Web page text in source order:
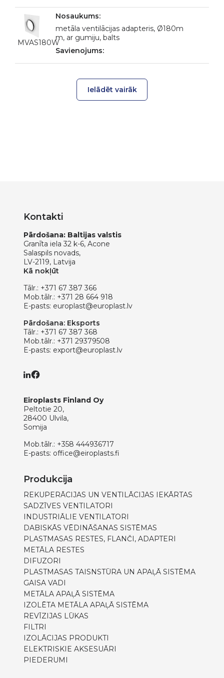
MVAS180W
metāla ventilācijas adapteris, Ø180m
m, ar gumiju, balts
Ielādēt vairāk
Kontakti
Pārdošana: Baltijas valstis
Granīta iela 32 k-6, Acone
Salaspils novads,
LV-2119, Latvija
Kā nokļūt
Tālr.: +371 67 387 366
Mob.tālr.: +371 28 664 918
E-pasts: europlast@europlast.lv
Pārdošana: Eksports
Tālr.: +371 67 387 368
Mob.tālr.: +371 29379508
E-pasts: export@europlast.lv
Eiroplasts Finland Oy
Peltotie 20,
28400 Ulvila,
Somija
Mob.tālr.: +358 444936717
E-pasts: office@eiroplasts.fi
Produkcija
REKUPERĀCIJAS UN VENTILĀCIJAS IEKĀRTAS
SADZĪVES VENTILATORI
INDUSTRIĀLIE VENTILATORI
DABISKĀS VĒDINĀŠANAS SISTĒMAS
PLASTMASAS RESTES, FLANČI, ADAPTERI
METĀLA RESTES
DIFUZORI
PLASTMASAS TAISNSTŪRA UN APAĻĀ SISTĒMA
GAISA VADI
METĀLA APAĻĀ SISTĒMA
IZOLĒTA METĀLA APAĻĀ SISTĒMA
REVĪZIJAS LŪKAS
FILTRI
IZOLĀCIJAS PRODUKTI
ELEKTRISKIE AKSESUĀRI
PIEDERUMI